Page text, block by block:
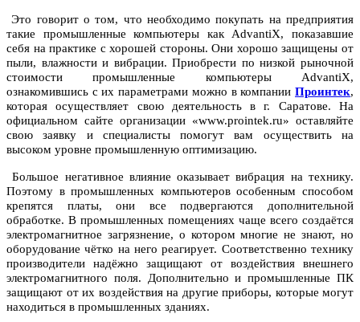
Это говорит о том, что необходимо покупать на предприятия
такие промышленные компьютеры как AdvantiX, показавшие
себя на практике с хорошей стороны. Они хорошо защищены от
пыли, влажности и вибрации. Приобрести по низкой рыночной
стоимости промышленные компьютеры AdvantiX,
ознакомившись с их параметрами можно в компании Проинтек,
которая осуществляет свою деятельность в г. Саратове. На
официальном сайте организации «www.prointek.ru» оставляйте
свою заявку и специалисты помогут вам осуществить на
высоком уровне промышленную оптимизацию.
Большое негативное влияние оказывает вибрация на технику.
Поэтому в промышленных компьютеров особенным способом
крепятся платы, они все подвергаются дополнительной
обработке. В промышленных помещениях чаще всего создаётся
электромагнитное загрязнение, о котором многие не знают, но
оборудование чётко на него реагирует. Соответственно технику
производители надёжно защищают от воздействия внешнего
электромагнитного поля. Дополнительно и промышленные ПК
защищают от их воздействия на другие приборы, которые могут
находиться в промышленных зданиях.